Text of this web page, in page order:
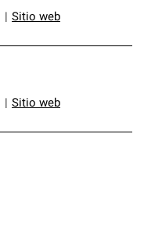
Sitio web
Sitio web